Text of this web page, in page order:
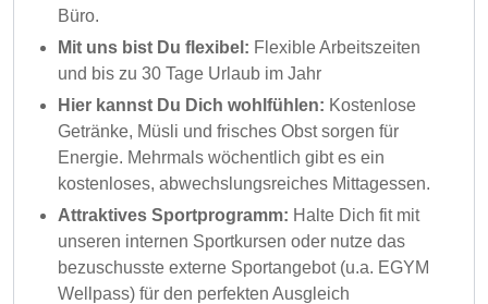
Büro.
Mit uns bist Du flexibel: Flexible Arbeitszeiten
und bis zu 30 Tage Urlaub im Jahr
Hier kannst Du Dich wohlfühlen: Kostenlose
Getränke, Müsli und frisches Obst sorgen für
Energie. Mehrmals wöchentlich gibt es ein
kostenloses, abwechslungsreiches Mittagessen.
Attraktives Sportprogramm: Halte Dich fit mit
unseren internen Sportkursen oder nutze das
bezuschusste externe Sportangebot (u.a. EGYM
Wellpass) für den perfekten Ausgleich